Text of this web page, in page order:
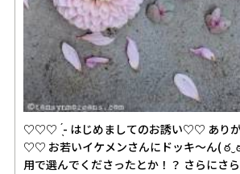
♡♡♡ ̖́- はじめましてのお誘い♡♡ ありが
♡♡ お若いイケメンさんにドッキ～ん(
用で選んでくださったとか！？ さらにさ